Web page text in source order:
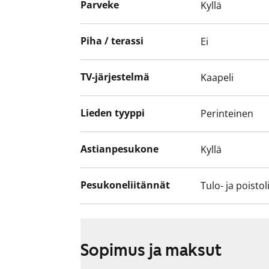
Parveke Kyllä
Piha / terassi Ei
TV-järjestelmä Kaapeli
Lieden tyyppi Perinteinen
Astianpesukone Kyllä
Pesukoneliitännät Tulo- ja
Sopimus ja maksut